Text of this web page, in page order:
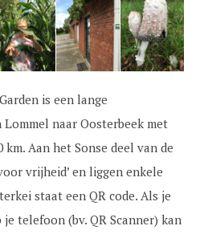
is een lange
naar Oosterbeek met
Aan het Sonse deel van de
vrijheid’ en liggen enkele
staat een QR code. Als je
telefoon (bv. QR Scanner) kan